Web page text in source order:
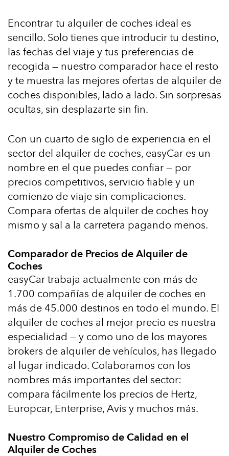
Encontrar tu alquiler de coches ideal es
sencillo. Solo tienes que introducir tu destino,
las fechas del viaje y tus preferencias de
recogida — nuestro comparador hace el resto
y te muestra las mejores ofertas de alquiler de
coches disponibles, lado a lado. Sin sorpresas
ocultas, sin desplazarte sin fin.
Con un cuarto de siglo de experiencia en el
sector del alquiler de coches, easyCar es un
nombre en el que puedes confiar — por
precios competitivos, servicio fiable y un
comienzo de viaje sin complicaciones.
Compara ofertas de alquiler de coches hoy
mismo y sal a la carretera pagando menos.
Comparador de Precios de Alquiler de
Coches
easyCar trabaja actualmente con más de
1.700 compañías de alquiler de coches en
más de 45.000 destinos en todo el mundo. El
alquiler de coches al mejor precio es nuestra
especialidad — y como uno de los mayores
brokers de alquiler de vehículos, has llegado
al lugar indicado. Colaboramos con los
nombres más importantes del sector:
compara fácilmente los precios de Hertz,
Europcar, Enterprise, Avis y muchos más.
Nuestro Compromiso de Calidad en el
Alquiler de Coches